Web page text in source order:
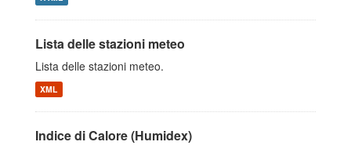
Lista delle stazioni meteo
Lista delle stazioni meteo.
XML
Indice di Calore (Humidex)